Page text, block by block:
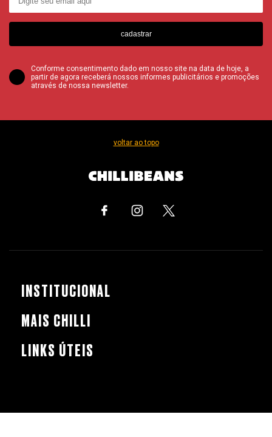
cadastrar
Conforme consentimento dado em nosso site na data de hoje, a
partir de agora receberá nossos informes publicitários e promoções
através de nossa newsletter.
voltar ao topo
INSTITUCIONAL
MAIS CHILLI
LINKS ÚTEIS